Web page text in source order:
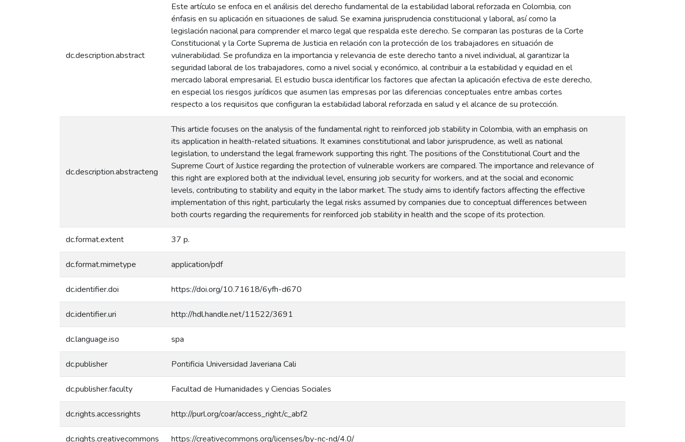
dc.description.abstract
Este artículo se enfoca en el análisis del derecho fundamental de la estabilidad laboral reforzada en Colombia, con
énfasis en su aplicación en situaciones de salud. Se examina jurisprudencia constitucional y laboral, así como la
legislación nacional para comprender el marco legal que respalda este derecho. Se comparan las posturas de la Corte
Constitucional y la Corte Suprema de Justicia en relación con la protección de los trabajadores en situación de
vulnerabilidad. Se profundiza en la importancia y relevancia de este derecho tanto a nivel individual, al garantizar la
seguridad laboral de los trabajadores, como a nivel social y económico, al contribuir a la estabilidad y equidad en el
mercado laboral empresarial. El estudio busca identificar los factores que afectan la aplicación efectiva de este derecho,
en especial los riesgos jurídicos que asumen las empresas por las diferencias conceptuales entre ambas cortes
respecto a los requisitos que configuran la estabilidad laboral reforzada en salud y el alcance de su protección.
dc.description.abstracteng
This article focuses on the analysis of the fundamental right to reinforced job stability in Colombia, with an emphasis on
its application in health-related situations. It examines constitutional and labor jurisprudence, as well as national
legislation, to understand the legal framework supporting this right. The positions of the Constitutional Court and the
Supreme Court of Justice regarding the protection of vulnerable workers are compared. The importance and relevance of
this right are explored both at the individual level, ensuring job security for workers, and at the social and economic
levels, contributing to stability and equity in the labor market. The study aims to identify factors affecting the effective
implementation of this right, particularly the legal risks assumed by companies due to conceptual differences between
both courts regarding the requirements for reinforced job stability in health and the scope of its protection.
dc.format.extent 37 p.
dc.format.mimetype application/pdf
dc.identifier.doi https://doi.org/10.71618/6yfh-d670
dc.identifier.uri http://hdl.handle.net/11522/3691
dc.language.iso spa
dc.publisher Pontificia Universidad Javeriana Cali
dc.publisher.faculty Facultad de Humanidades y Ciencias Sociales
dc.rights.accessrights http://purl.org/coar/access_right/c_abf2
dc.rights.creativecommons https://creativecommons.org/licenses/by-nc-nd/4.0/